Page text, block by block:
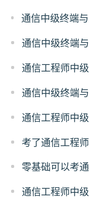
通信中级终端
通信工程师中
通信中级终端
通信工程师中
考了通信工程
零基础可以考
通信工程师中